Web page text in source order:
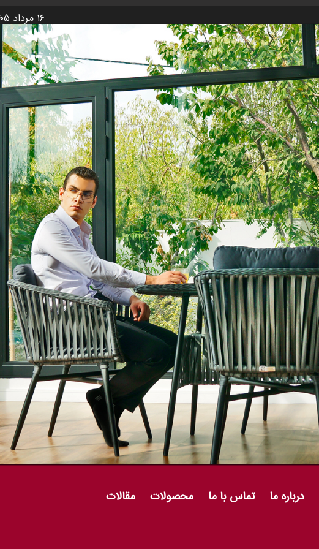
۱۶ مرداد ۱۴۰۵
درباره ما تماس با ما محصولات مقالات